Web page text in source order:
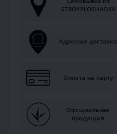
STROYPLOSHADKA
Адресная доставка
Оплата на карту
Официальная
продукция